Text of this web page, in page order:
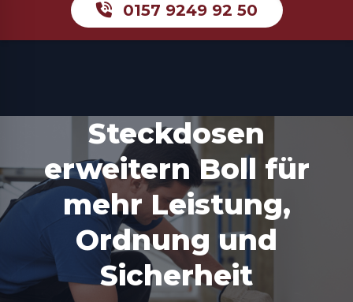
0157 9249 92 50
Steckdosen
erweitern Boll für
mehr Leistung,
Ordnung und
Sicherheit